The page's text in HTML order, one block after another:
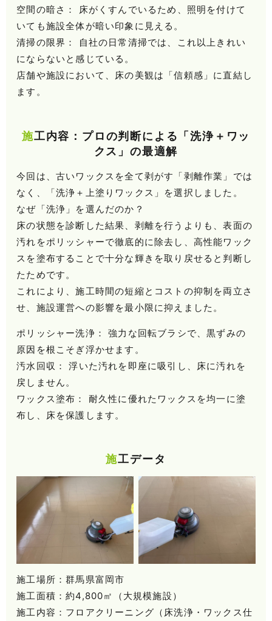
空間の暗さ： 床がくすんでいるため、照明を付けて
いても施設全体が暗い印象に見える。
清掃の限界： 自社の日常清掃では、これ以上きれい
にならないと感じている。
店舗や施設において、床の美観は「信頼感」に直結し
ます。
施工内容：プロの判断による「洗浄＋ワッ
クス」の最適解
今回は、古いワックスを全て剥がす「剥離作業」では
なく、「洗浄＋上塗りワックス」を選択しました。
なぜ「洗浄」を選んだのか？
床の状態を診断した結果、剥離を行うよりも、表面の
汚れをポリッシャーで徹底的に除去し、高性能ワック
スを塗布することで十分な輝きを取り戻せると判断し
たためです。
これにより、施工時間の短縮とコストの抑制を両立さ
せ、施設運営への影響を最小限に抑えました。
ポリッシャー洗浄： 強力な回転ブラシで、黒ずみの
原因を根こそぎ浮かせます。
汚水回収： 浮いた汚れを即座に吸引し、床に汚れを
戻しません。
ワックス塗布： 耐久性に優れたワックスを均一に塗
布し、床を保護します。
施工データ
施工場所：群馬県富岡市
施工面積：約4,800㎡（大規模施設）
施工内容：フロアクリーニング（床洗浄・ワックス仕